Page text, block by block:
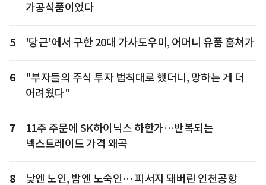
가공식품이었다
5 '당근'에서 구한 20대 가사도우미, 어머니 유품 훔쳐가
6
"부자들의 주식 투자 법칙대로 했더니, 망하는 게 더
어려웠다"
7
11주 주문에 SK하이닉스 하한가…반복되는
넥스트레이드 가격 왜곡
8 낮엔 노인, 밤엔 노숙인… 피서지 돼버린 인천공항